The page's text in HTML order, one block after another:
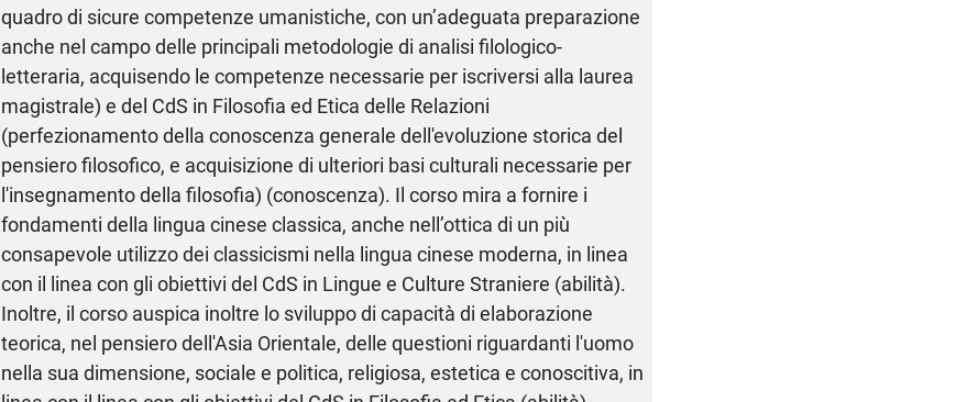
quadro di sicure competenze umanistiche, con un’adeguata preparazione
anche nel campo delle principali metodologie di analisi filologico-
letteraria, acquisendo le competenze necessarie per iscriversi alla laurea
magistrale) e del CdS in Filosofia ed Etica delle Relazioni
(perfezionamento della conoscenza generale dell'evoluzione storica del
pensiero filosofico, e acquisizione di ulteriori basi culturali necessarie per
l'insegnamento della filosofia) (conoscenza). Il corso mira a fornire i
fondamenti della lingua cinese classica, anche nell’ottica di un più
consapevole utilizzo dei classicismi nella lingua cinese moderna, in linea
con il linea con gli obiettivi del CdS in Lingue e Culture Straniere (abilità).
Inoltre, il corso auspica inoltre lo sviluppo di capacità di elaborazione
teorica, nel pensiero dell'Asia Orientale, delle questioni riguardanti l'uomo
nella sua dimensione, sociale e politica, religiosa, estetica e conoscitiva, in